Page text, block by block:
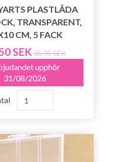
PLASTLÅDA
TRANSPARENT,
CM, 5 FACK
SEK 35.95 SEK
upphör
31/08/2026